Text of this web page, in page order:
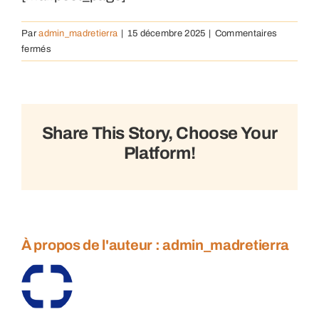
Paradmin_madretierra 15 décembre 2025
Commentaires
ferméssur
MailPoet
Share This Story, Choose Your
Platform!
À propos de l'auteur :admin_madretierra